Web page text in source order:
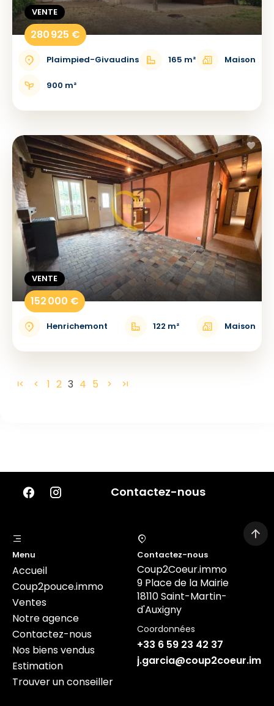
VENTE
280 925 €
Plaimpied-Givaudins 165 m² Maison
900 m²
VENTE
152 000 €
Henrichemont 122 m² Maison
1 2 3 4 5
Contactez-nous
Menu
Accueil
Coup2pouce.immo
Ventes
Notre agence
Contactez-nous
Nos biens vendus
Estimation
Trouver un conseiller
Contactez-nous
Coup2Coeur.immo
9 Place de la Mairie
18110 Saint-Martin-
d'Auxigny
Coordonnées
+33 6 59 23 42 37